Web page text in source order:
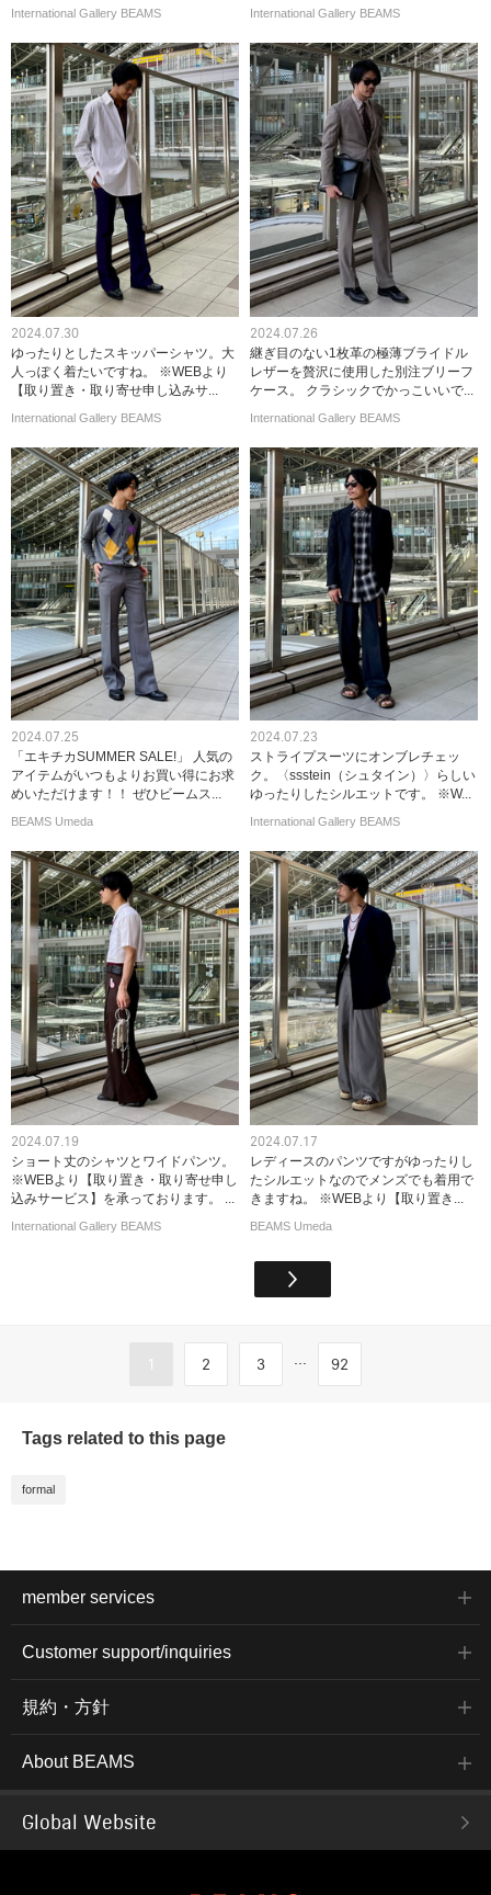
International Gallery BEAMS International Gallery BEAMS
2024.07.30
ゆったりとしたスキッパーシャツ。大
人っぽく着たいですね。 ※WEBより
【取り置き・取り寄せ申し込みサ...
International Gallery BEAMS
2024.07.26
継ぎ目のない1枚革の極薄ブライドル
レザーを贅沢に使用した別注ブリーフ
ケース。 クラシックでかっこいいで...
International Gallery BEAMS
2024.07.25
「エキチカSUMMER SALE!」 人気の
アイテムがいつもよりお買い得にお求
めいただけます！！ ぜひビームス...
BEAMS Umeda
2024.07.23
ストライプスーツにオンブレチェッ
ク。〈ssstein（シュタイン）〉らしい
ゆったりしたシルエットです。 ※W...
International Gallery BEAMS
2024.07.19
ショート丈のシャツとワイドパンツ。
※WEBより【取り置き・取り寄せ申し
込みサービス】を承っております。 ...
International Gallery BEAMS
2024.07.17
レディースのパンツですがゆったりし
たシルエットなのでメンズでも着用で
きますね。 ※WEBより【取り置き...
BEAMS Umeda
1 2 3 ... 92
Tags related to this page
formal
member services
Customer support/inquiries
規約・方針
About BEAMS
Global Website